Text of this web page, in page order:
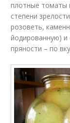
плотные томаты
степени
розоветь,
йодированную)
пряности – по